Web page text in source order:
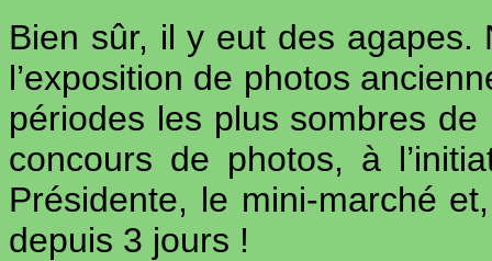
Bien sûr, il y eut des
l’exposition de photos
périodes les plus sombres
concours de photos, à
Présidente, le mini-marché
depuis 3 jours !